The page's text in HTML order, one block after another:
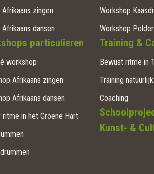
Afrikaans zingen
Afrikaans dansen
particulieren
workshop
Afrikaans zingen
Afrikaans dansen
ritme in het Groene Hart
Workshop
Workshop
Training &
Bewust ritme in
Training
Coaching
Kunst- &